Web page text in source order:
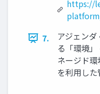
https://
7.
アジェン
る「環境」
ネージド
を利用し